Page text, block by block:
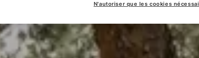
N'autoriser que les cookies